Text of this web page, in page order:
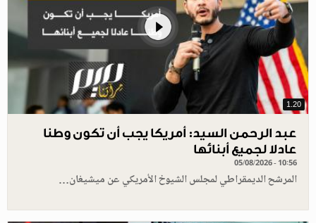
1.20
عبد الرحمن السيد: أمريكا يجب أن تكون وطنا
عادلا لجميع أبنائها
05/08/2026 - 10:56
المرشح الديمقراطي لمجلس الشيوخ الأمريكي عن ميشيغان…